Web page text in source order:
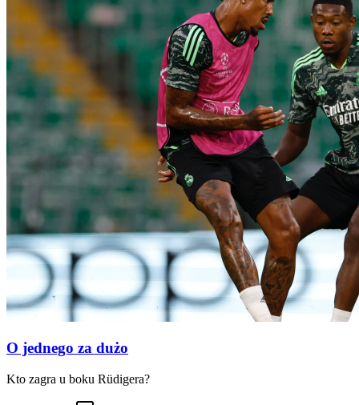
O jednego za dużo
Kto zagra u boku Rüdigera?